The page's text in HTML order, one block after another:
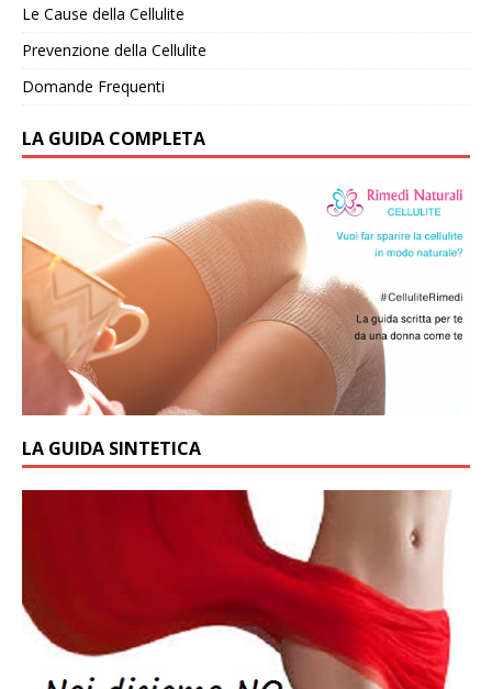
Le Cause della Cellulite
Prevenzione della Cellulite
Domande Frequenti
LA GUIDA COMPLETA
LA GUIDA SINTETICA